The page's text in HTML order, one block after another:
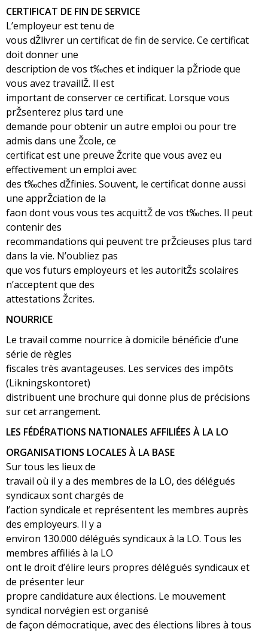
CERTIFICAT DE FIN DE SERVICE
L’employeur est tenu de
vous dŽlivrer un certificat de fin de service. Ce certificat
doit donner une
description de vos t‰ches et indiquer la pŽriode que
vous avez travaillŽ. Il est
important de conserver ce certificat. Lorsque vous
prŽsenterez plus tard une
demande pour obtenir un autre emploi ou pour tre
admis dans une Žcole, ce
certificat est une preuve Žcrite que vous avez eu
effectivement un emploi avec
des t‰ches dŽfinies. Souvent, le certificat donne aussi
une apprŽciation de la
faon dont vous vous tes acquittŽ de vos t‰ches. Il peut
contenir des
recommandations qui peuvent tre prŽcieuses plus tard
dans la vie. N’oubliez pas
que vos futurs employeurs et les autoritŽs scolaires
n’acceptent que des
attestations Žcrites.
NOURRICE
Le travail comme nourrice à domicile bénéficie d’une
série de règles
fiscales très avantageuses. Les services des impôts
(Likningskontoret)
distribuent une brochure qui donne plus de précisions
sur cet arrangement.
LES FÉDÉRATIONS NATIONALES AFFILIÉES À LA LO
ORGANISATIONS LOCALES À LA BASE
Sur tous les lieux de
travail où il y a des membres de la LO, des délégués
syndicaux sont chargés de
l’action syndicale et représentent les membres auprès
des employeurs. Il y a
environ 130.000 délégués syndicaux à la LO. Tous les
membres affiliés à la LO
ont le droit d’élire leurs propres délégués syndicaux et
de présenter leur
propre candidature aux élections. Le mouvement
syndical norvégien est organisé
de façon démocratique, avec des élections libres à tous